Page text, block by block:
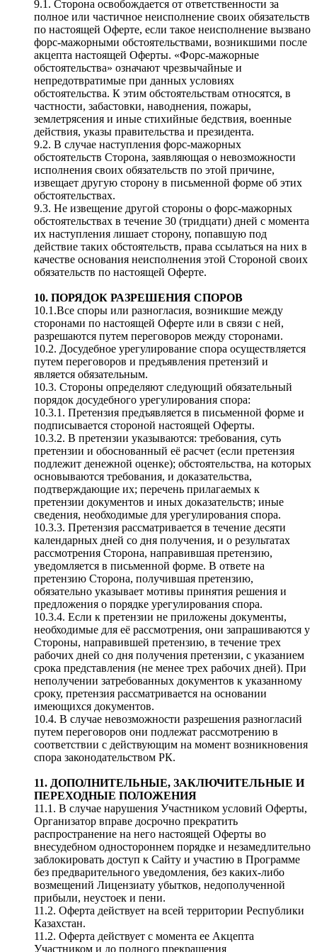
9.1. Сторона освобождается от ответственности за
полное или частичное неисполнение своих обязательств
по настоящей Оферте, если такое неисполнение вызвано
форс-мажорными обстоятельствами, возникшими после
акцепта настоящей Оферты. «Форс-мажорные
обстоятельства» означают чрезвычайные и
непредотвратимые при данных условиях
обстоятельства. К этим обстоятельствам относятся, в
частности, забастовки, наводнения, пожары,
землетрясения и иные стихийные бедствия, военные
действия, указы правительства и президента.
9.2. В случае наступления форс-мажорных
обстоятельств Сторона, заявляющая о невозможности
исполнения своих обязательств по этой причине,
извещает другую сторону в письменной форме об этих
обстоятельствах.
9.3. Не извещение другой стороны о форс-мажорных
обстоятельствах в течение 30 (тридцати) дней с момента
их наступления лишает сторону, попавшую под
действие таких обстоятельств, права ссылаться на них в
качестве основания неисполнения этой Стороной своих
обязательств по настоящей Оферте.
10. ПОРЯДОК РАЗРЕШЕНИЯ СПОРОВ
10.1.Все споры или разногласия, возникшие между
сторонами по настоящей Оферте или в связи с ней,
разрешаются путем переговоров между сторонами.
10.2. Досудебное урегулирование спора осуществляется
путем переговоров и предъявления претензий и
является обязательным.
10.3. Стороны определяют следующий обязательный
порядок досудебного урегулирования спора:
10.3.1. Претензия предъявляется в письменной форме и
подписывается стороной настоящей Оферты.
10.3.2. В претензии указываются: требования, суть
претензии и обоснованный её расчет (если претензия
подлежит денежной оценке); обстоятельства, на которых
основываются требования, и доказательства,
подтверждающие их; перечень прилагаемых к
претензии документов и иных доказательств; иные
сведения, необходимые для урегулирования спора.
10.3.3. Претензия рассматривается в течение десяти
календарных дней со дня получения, и о результатах
рассмотрения Сторона, направившая претензию,
уведомляется в письменной форме. В ответе на
претензию Сторона, получившая претензию,
обязательно указывает мотивы принятия решения и
предложения о порядке урегулирования спора.
10.3.4. Если к претензии не приложены документы,
необходимые для её рассмотрения, они запрашиваются у
Стороны, направившей претензию, в течение трех
рабочих дней со дня получения претензии, с указанием
срока представления (не менее трех рабочих дней). При
неполучении затребованных документов к указанному
сроку, претензия рассматривается на основании
имеющихся документов.
10.4. В случае невозможности разрешения разногласий
путем переговоров они подлежат рассмотрению в
соответствии с действующим на момент возникновения
спора законодательством РК.
11. ДОПОЛНИТЕЛЬНЫЕ, ЗАКЛЮЧИТЕЛЬНЫЕ И
ПЕРЕХОДНЫЕ ПОЛОЖЕНИЯ
11.1. В случае нарушения Участником условий Оферты,
Организатор вправе досрочно прекратить
распространение на него настоящей Оферты во
внесудебном одностороннем порядке и незамедлительно
заблокировать доступ к Сайту и участию в Программе
без предварительного уведомления, без каких-либо
возмещений Лицензиату убытков, недополученной
прибыли, неустоек и пени.
11.2. Оферта действует на всей территории Республики
Казахстан.
11.2. Оферта действует с момента ее Акцепта
Участником и до полного прекращения